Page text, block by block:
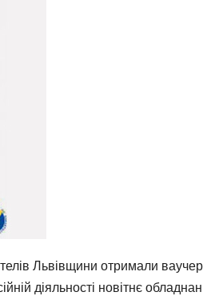
Львівщини отримали
діяльності новітнє